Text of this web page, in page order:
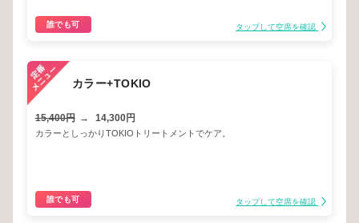
誰でも可 タップして空席を確認
カラー+TOKIO
15,400円 → 14,300円
カラーとしっかりTOKIOトリートメントでケア。
誰でも可 タップして空席を確認